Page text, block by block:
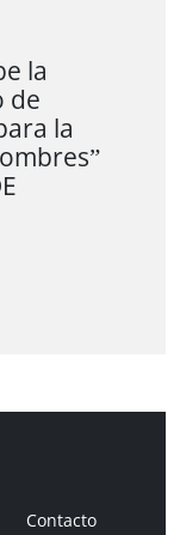
la
de
la
Contacto